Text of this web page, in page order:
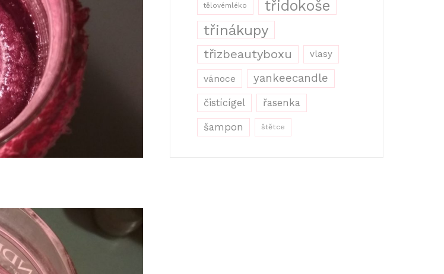
tělovémléko
třidokoše
třinákupy
třizbeautyboxu vlasy
vánoce yankeecandle
čistícígel řasenka
šampon štětce